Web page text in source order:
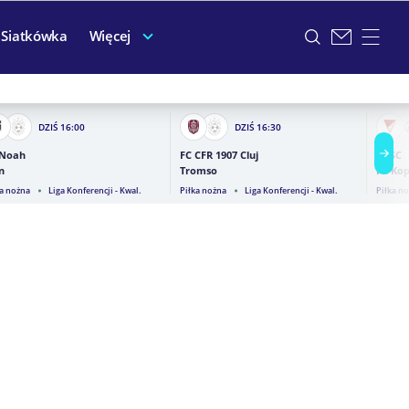
Siatkówka Więcej
DZIŚ 16:00
nożna Liga Konferencji - Kwal.
DZIŚ 16:30
FC CFR 1907 Cluj
Tromso
Piłka nożna Liga Konferencji - Kwal.
DVSC
FC
Piłka